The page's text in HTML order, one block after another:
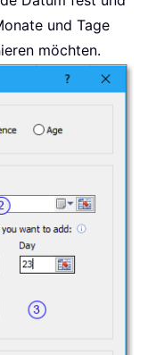
und Tage
möchten.